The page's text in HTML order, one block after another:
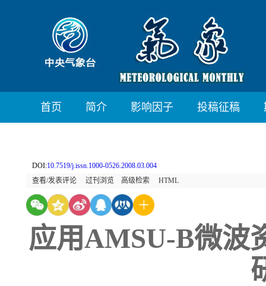
首页 简介 影响因子 投稿征稿
DOI:10.7519/j.issn.1000-0526.2008.03.004
查看/发表评论
过刊浏览 高级检索 HTML
应用AMSU-B微波